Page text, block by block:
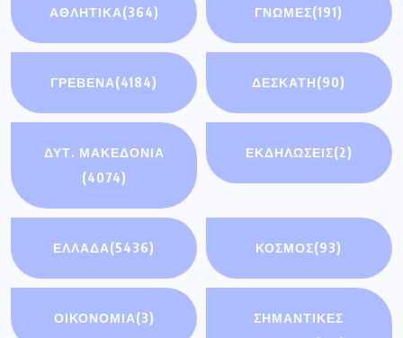
ΑΘΛΗΤΙΚΑ(364) ΓΝΩΜΕΣ(191)
ΓΡΕΒΕΝΑ(4184) ΔΕΣΚΑΤΗ(90)
ΔΥΤ. ΜΑΚΕΔΟΝΙΑ
(4074)
ΕΚΔΗΛΩΣΕΙΣ(2)
ΕΛΛΑΔΑ(5436) ΚΟΣΜΟΣ(93)
ΟΙΚΟΝΟΜΊΑ(3)
ΣΗΜΑΝΤΙΚΈΣ